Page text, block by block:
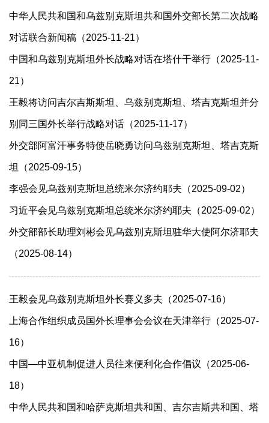
中华人民共和国和乌兹别克斯坦共和国外交部长第二次战略
对话联合新闻稿（2025-11-21）
中国和乌兹别克斯坦外长战略对话在塔什干举行（2025-11-
21）
王毅将访问吉尔吉斯斯坦、乌兹别克斯坦、塔吉克斯坦并分
别同三国外长举行战略对话（2025-11-17）
外交部阿富汗事务特使岳晓勇访问乌兹别克斯坦、塔吉克斯
坦（2025-09-15）
李强会见乌兹别克斯坦总统米尔济约耶夫（2025-09-02）
习近平会见乌兹别克斯坦总统米尔济约耶夫（2025-09-02）
外交部部长助理刘彬会见乌兹别克斯坦驻华大使阿尔济耶夫
（2025-08-14）
王毅会见乌兹别克斯坦外长赛义多夫（2025-07-16）
上海合作组织成员国外长理事会会议在天津举行（2025-07-
16）
中国—中亚机制促进人员往来便利化合作倡议（2025-06-
18）
中华人民共和国和哈萨克斯坦共和国、吉尔吉斯共和国、塔